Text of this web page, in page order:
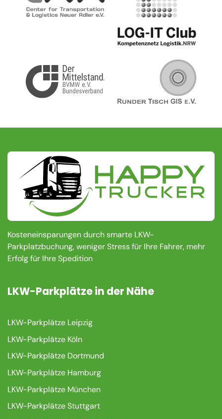
Kosteneinsparungen durch smarte LKW-
Parkplatzbuchung, weniger Stress für Ihre Fahrer, mehr
Erfolg für Ihre Spedition
LKW-Parkplätze in der Nähe
LKW-Parkplätze Leipzig
LKW-Parkplätze Köln
LKW-Parkplätze Dortmund
LKW-Parkplätze Hamburg
LKW-Parkplätze München
LKW-Parkplätze Stuttgart